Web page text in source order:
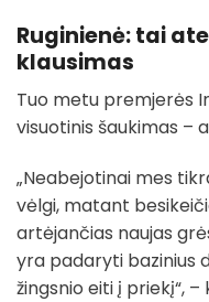
Ruginienė: tai
klausimas
Tuo metu premjerės
visuotinis šaukimas –
„Neabejotinai mes
vėlgi, matant
artėjančias naujas
yra padaryti bazinius
žingsnio eiti į priekį“,